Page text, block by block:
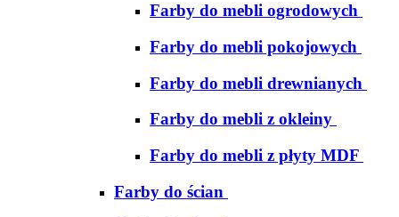
Farby do mebli ogrodowych
Farby do mebli pokojowych
Farby do mebli drewnianych
Farby do mebli z okleiny
Farby do mebli z płyty MDF
Farby do ścian